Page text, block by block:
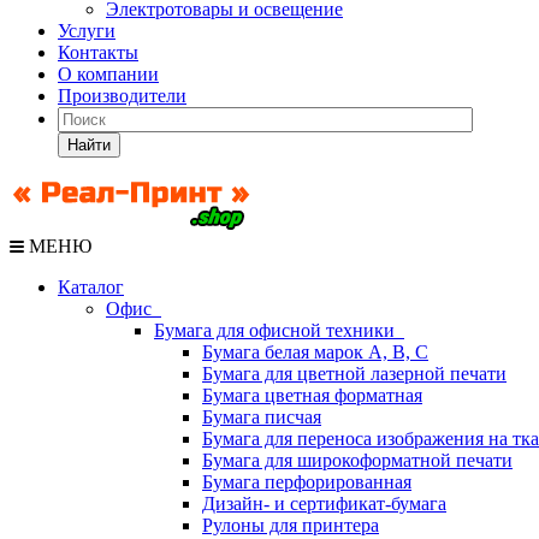
Электротовары и освещение
Услуги
Контакты
О компании
Производители
Найти
МЕНЮ
Каталог
Офис
Бумага для офисной техники
Бумага белая марок А, В, С
Бумага для цветной лазерной печати
Бумага цветная форматная
Бумага писчая
Бумага для переноса изображения на
Бумага для широкоформатной печати
Бумага перфорированная
Дизайн- и сертификат-бумага
Рулоны для принтера